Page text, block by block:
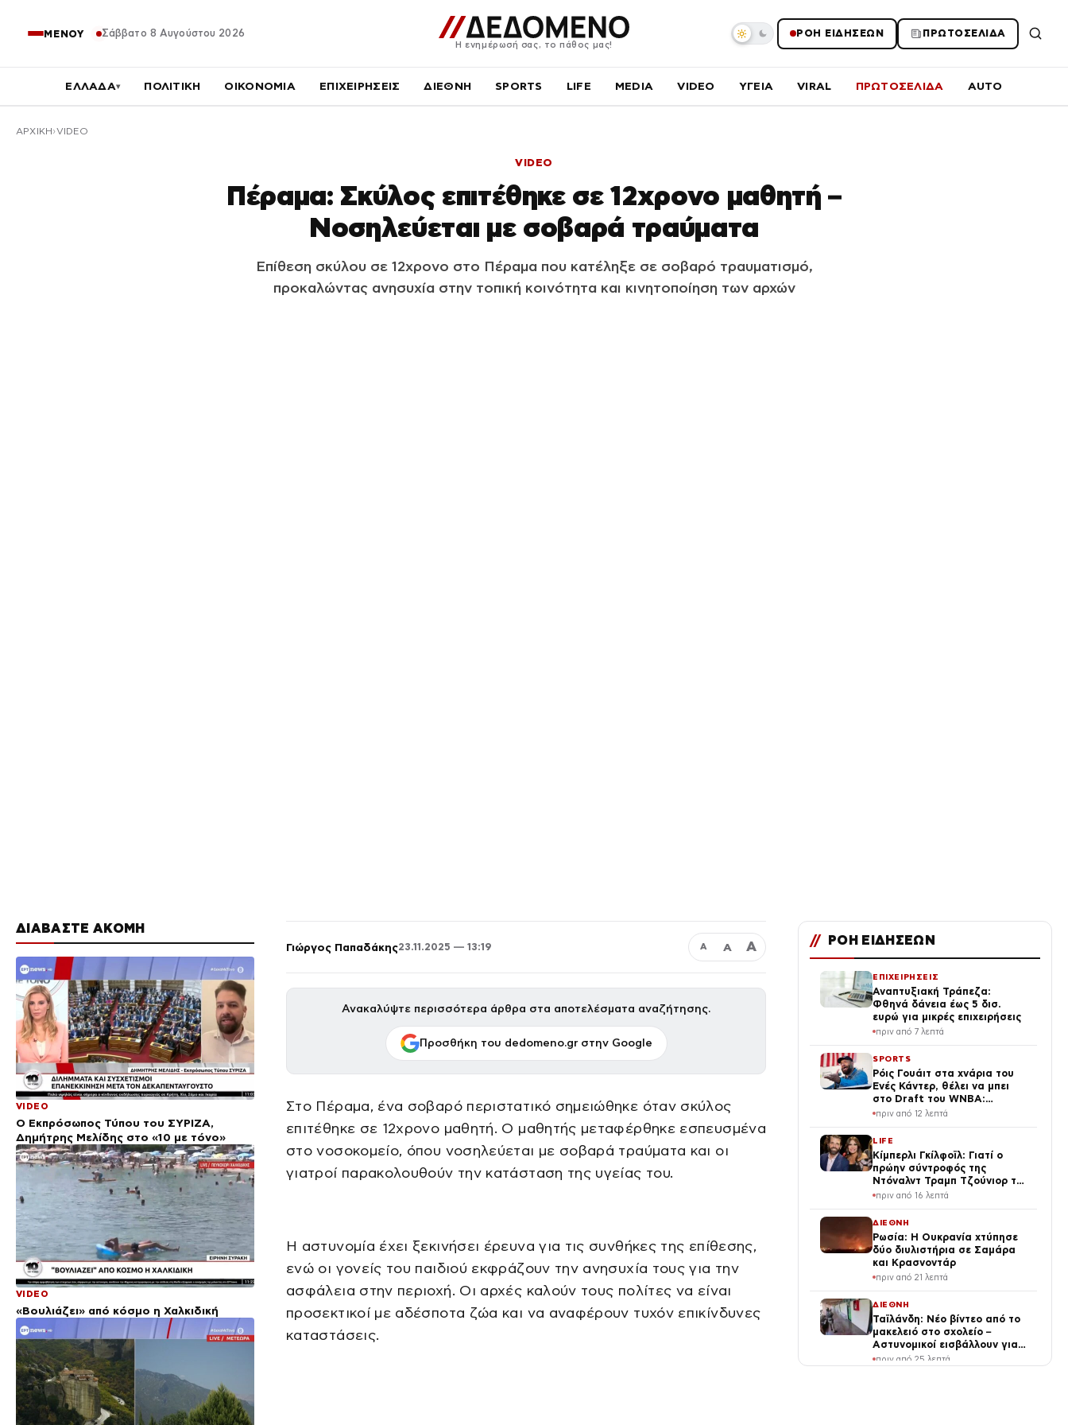
ΜΕΝΟΥ Σάββατο 8 Αυγούστου 2026
Η ενημέρωσή σας, το πάθος μας!
ΡΟΗ ΕΙΔΗΣΕΩΝ ΠΡΩΤΟΣΕΛΙΔΑ
ΕΛΛΑΔΑ▾ ΠΟΛΙΤΙΚΗ ΟΙΚΟΝΟΜΙΑ ΕΠΙΧΕΙΡΗΣΕΙΣ ΔΙΕΘΝΗ SPORTS LIFE MEDIA VIDEO ΥΓΕΙΑ VIRAL ΠΡΩΤΟΣΕΛΙΔΑ AUTO
ΑΡΧΙΚΉ VIDEO
VIDEO
Πέραμα: Σκύλος επιτέθηκε σε 12χρονο μαθητή –
Νοσηλεύεται με σοβαρά τραύματα
Επίθεση σκύλου σε 12χρονο στο Πέραμα που κατέληξε σε σοβαρό τραυματισμό,
προκαλώντας ανησυχία στην τοπική κοινότητα και κινητοποίηση των αρχών
ΔΙΑΒΑΣΤΕ ΑΚΟΜΗ
VIDEO
Ο Εκπρόσωπος Τύπου του ΣΥΡΙΖΑ,
Δημήτρης Μελίδης στο «10 με τόνο»
VIDEO
«Βουλιάζει» από κόσμο η Χαλκιδική
Γιώργος Παπαδάκης23.11.2025 — 13:19 Α Α Α
Ανακαλύψτε περισσότερα άρθρα στα αποτελέσματα αναζήτησης.
Προσθήκη του dedomeno.gr στην Google
Στο Πέραμα, ένα σοβαρό περιστατικό σημειώθηκε όταν σκύλος
επιτέθηκε σε 12χρονο μαθητή. Ο μαθητής μεταφέρθηκε εσπευσμένα
στο νοσοκομείο, όπου νοσηλεύεται με σοβαρά τραύματα και οι
γιατροί παρακολουθούν την κατάσταση της υγείας του.
Η αστυνομία έχει ξεκινήσει έρευνα για τις συνθήκες της επίθεσης,
ενώ οι γονείς του παιδιού εκφράζουν την ανησυχία τους για την
ασφάλεια στην περιοχή. Οι αρχές καλούν τους πολίτες να είναι
προσεκτικοί με αδέσποτα ζώα και να αναφέρουν τυχόν επικίνδυνες
καταστάσεις.
// ΡΟΗ ΕΙΔΗΣΕΩΝ
ΕΠΙΧΕΙΡΗΣΕΙΣ
Αναπτυξιακή Τράπεζα:
Φθηνά δάνεια έως 5 δισ.
ευρώ για μικρές επιχειρήσεις
πριν από 7 λεπτά
SPORTS
Ρόις Γουάιτ στα χνάρια του
Ενές Κάντερ, θέλει να μπει
στο Draft του WNBA:
«Κάποιες φορές
γυναίκα»
πριν από 12 λεπτά
LIFE
Κίμπερλι Γκίλφοϊλ: Γιατί ο
πρώην σύντροφός της
Ντόναλντ Τραμπ Τζούνιορ της
έδωσε 7,6 εκατ. δολάρια – Η
χωρισμό
πριν από 16 λεπτά
ΔΙΕΘΝΗ
Ρωσία: Η Ουκρανία χτύπησε
δύο διυλιστήρια σε Σαμάρα
και Κρασνοντάρ
πριν από 21 λεπτά
ΔΙΕΘΝΗ
Ταϊλάνδη: Νέο βίντεο από το
μακελειό στο σχολείο –
Αστυνομικοί εισβάλλουν για
να σώσουν τους μαθητές
πριν από 25 λεπτά